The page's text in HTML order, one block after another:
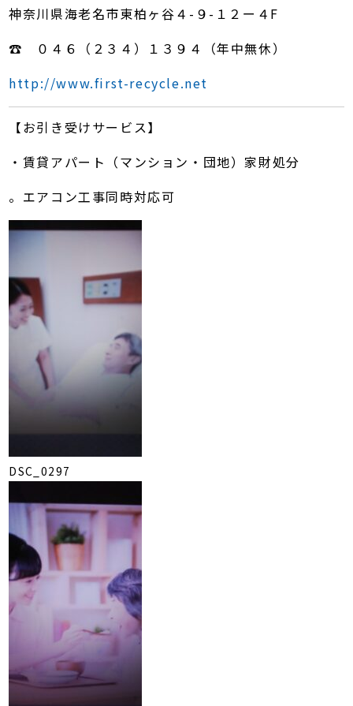
神奈川県海老名市東柏ヶ谷４-９-１２ー４F
☎ ０４６（２３４）１３９４（年中無休）
http://www.first-recycle.net
【お引き受けサービス】
・賃貸アパート（マンション・団地）家財処分
。エアコン工事同時対応可
DSC_0297